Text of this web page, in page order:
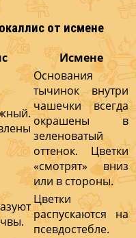
от исмене
Исмене
Основания
тычинок внутри
чашечки всегда
окрашены в
зеленоватый
оттенок. Цветки
«смотрят» вниз
или в стороны.
Цветки
распускаются на
псевдостебле.